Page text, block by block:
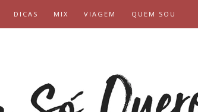
DICAS MIX VIAGEM QUEM SOU